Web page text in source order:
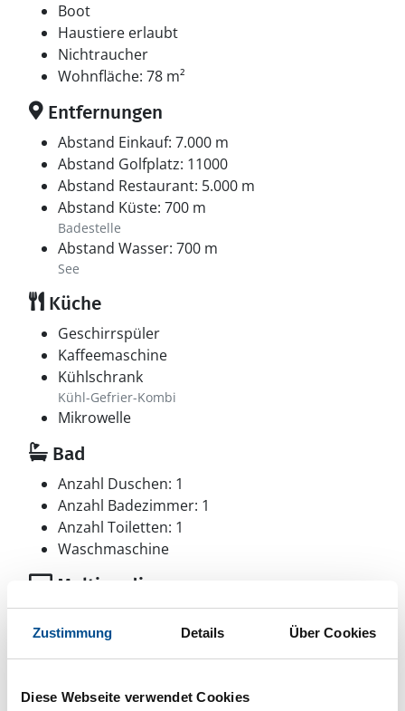
Zustimmung Details Über Cookies
Diese Webseite verwendet Cookies
Boot
Haustiere erlaubt
Nichtraucher
Wohnfläche: 78 m²
Entfernungen
Abstand Einkauf: 7.000 m
Abstand Golfplatz: 11000
Abstand Restaurant: 5.000 m
Abstand Küste: 700 m
Badestelle
Abstand Wasser: 700 m
See
Küche
Geschirrspüler
Kaffeemaschine
Kühlschrank
Kühl-Gefrier-Kombi
Mikrowelle
Bad
Anzahl Duschen: 1
Anzahl Badezimmer: 1
Anzahl Toiletten: 1
Waschmaschine
Multimedia
Internationales Fernsehen
dänisches Fernsehen
Internet
Aussenbereich